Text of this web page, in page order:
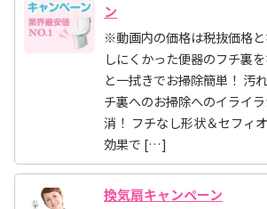
ン
※動画内の価格は税抜価格
しにくかった便器のフチ裏
と一拭きでお掃除簡単！ 汚
チ裏へのお掃除へのイライ
消！ フチなし形状＆セフィ
効果で […]
換気扇キャンペーン